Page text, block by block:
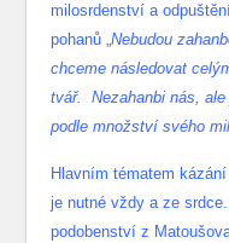
milosrdenství a
pohanů „Nebudou
chceme následovat
tvář. Nezahanbi nás,
podle množství svého
Hlavním tématem
je nutné vždy a ze
podobenství z